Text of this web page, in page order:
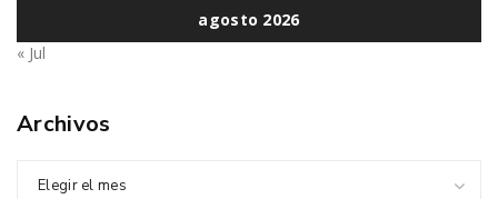
agosto 2026
« Jul
Archivos
Elegir el mes